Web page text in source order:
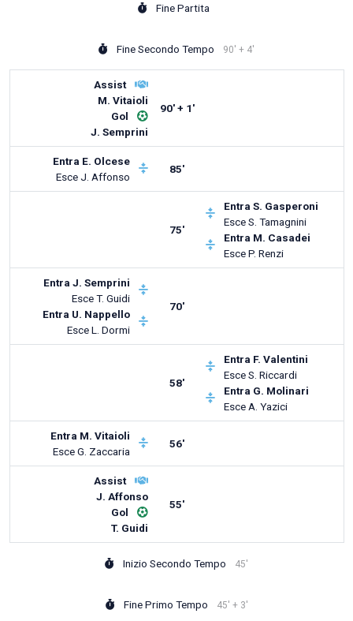
Fine Partita
Fine Secondo Tempo 90' + 4'
Assist
M. Vitaioli
Gol
J. Semprini
90' + 1'
Entra E. Olcese
Esce J. Affonso
85'
75'
Entra S. Gasperoni
EsceS. Tamagnini
Entra M. Casadei
EsceP. Renzi
Entra J. Semprini
EsceT. Guidi
Entra U. Nappello
EsceL. Dormi
70'
58'
Entra F. Valentini
EsceS. Riccardi
Entra G. Molinari
Esce A. Yazici
Entra M. Vitaioli
EsceG. Zaccaria
56'
Assist
J. Affonso
Gol
T. Guidi
55'
Inizio Secondo Tempo 45'
Fine Primo Tempo 45' + 3'